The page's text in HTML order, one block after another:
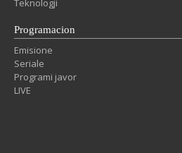
Teknologji
Programacion
Emisione
Seriale
Programi javor
LIVE